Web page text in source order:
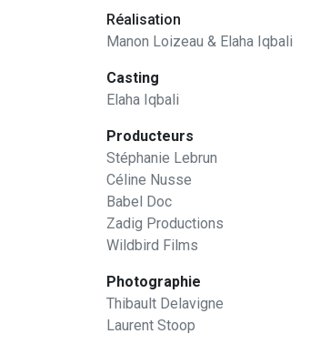
Réalisation
Manon Loizeau & Elaha Iqbali
Casting
Elaha Iqbali
Producteurs
Stéphanie Lebrun
Céline Nusse
Babel Doc
Zadig Productions
Wildbird Films
Photographie
Thibault Delavigne
Laurent Stoop